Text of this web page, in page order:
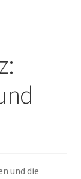
und die